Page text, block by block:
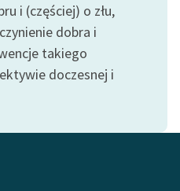
i (częściej) o złu,
dobra i
takiego
doczesnej i